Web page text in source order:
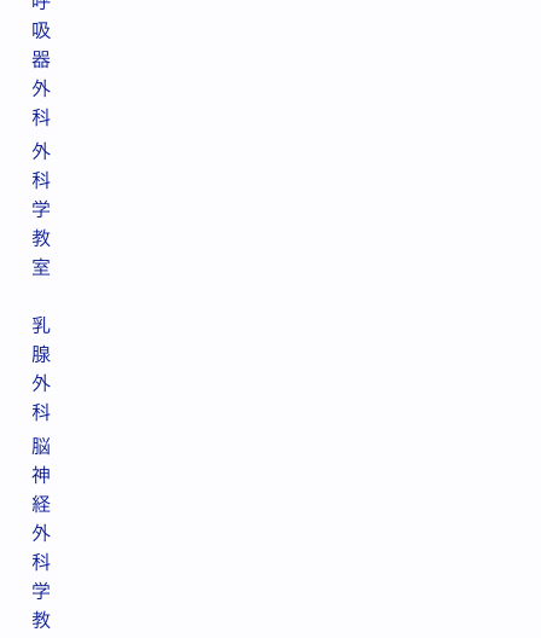
吸
器
外
科
外
科
学
教
室
乳
腺
外
科
脳
神
経
外
科
学
教